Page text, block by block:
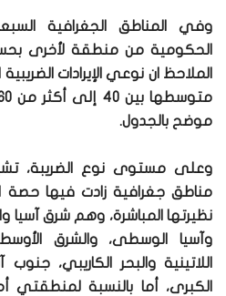
وفي المناطق الجغرافية السبعة
الحكومية من منطقة لأخرى
الملاحظ ان نوعي الإيرادات
موضح بالجدول.
مناطق جغرافية زادت فيها حصة
نظيرتها المباشرة، وهم شرق آسيا
وآسيا الوسطى، والشرق
اللاتينية والبحر الكاريبي،
الكبرى، أما بالنسبة لمنطقتي